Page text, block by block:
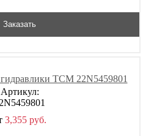
Заказать
TCM 22N5459801
Артикул:
3,355 руб.